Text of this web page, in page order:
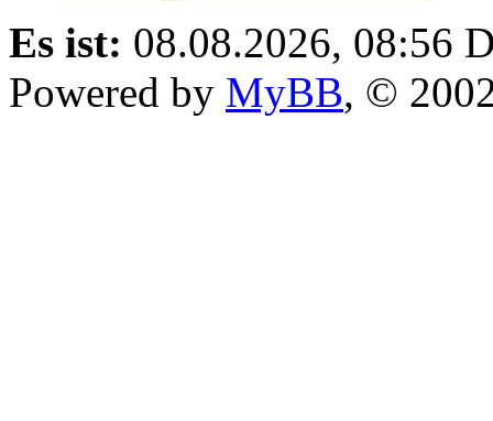
Es ist: 08.08.2026, 08:56
Powered by MyBB, ©